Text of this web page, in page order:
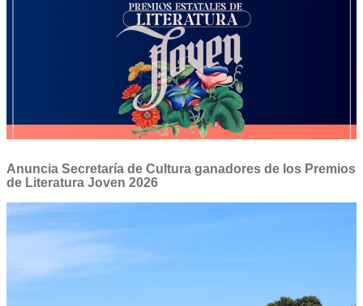
Anuncia Secretaría de Cultura ganadores de los Premios
de Literatura Joven 2026